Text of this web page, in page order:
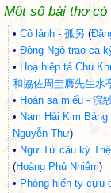
Một số bài thơ có
• Cô lánh - 孤另 (
• Đông Ngô trạo ca
• Hoạ hiệp tá Chu
和協佐周圭膺先生水
• Hoán sa miếu - 浣
• Nam Hải Kim
Nguyễn Thự)
• Ngư Tử câu ký
(Hoàng Phủ Nhiễm)
• Phỏng hiến ty cựu